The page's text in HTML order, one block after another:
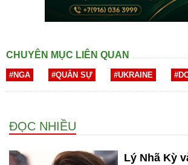
CHUYÊN MỤC LIÊN QUAN
#NGA #QUÂN SỰ #UKRAINE
ĐỌC NHIỀU
Lý Nhã Kỳ